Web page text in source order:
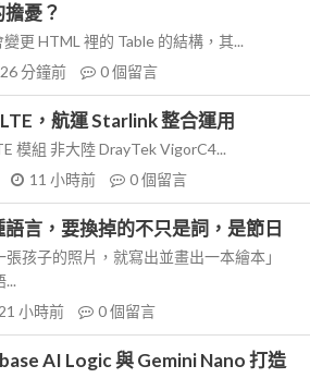
憂？
更 HTML 裡的 Table 的結構，其...
26 分鐘前 0個留言
，航運 Starlink 整合運用
模組 非大陸 DrayTek VigorC4...
11 小時前 0個留言
言，要換掉的不只是詞，是節日
孩子的照片，就寫出並畫出一本繪本」
21 小時前 0個留言
AI Logic 與 Gemini Nano 打造